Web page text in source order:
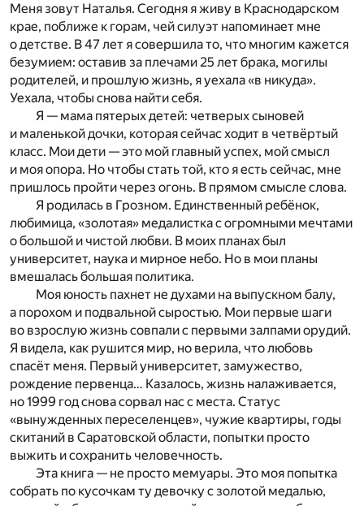
Меня зовут Наталья. Сегодня я живу в Краснодарском
крае, поближе к горам, чей силуэт напоминает мне
о детстве. В 47 лет я совершила то, что многим кажется
безумием: оставив за плечами 25 лет брака, могилы
родителей, и прошлую жизнь, я уехала «в никуда».
Уехала, чтобы снова найти себя.
Я — мама пятерых детей: четверых сыновей
и маленькой дочки, которая сейчас ходит в четвёртый
класс. Мои дети — это мой главный успех, мой смысл
и моя опора. Но чтобы стать той, кто я есть сейчас, мне
пришлось пройти через огонь. В прямом смысле слова.
Я родилась в Грозном. Единственный ребёнок,
любимица, «золотая» медалистка с огромными мечтами
о большой и чистой любви. В моих планах был
университет, наука и мирное небо. Но в мои планы
вмешалась большая политика.
Моя юность пахнет не духами на выпускном балу,
а порохом и подвальной сыростью. Мои первые шаги
во взрослую жизнь совпали с первыми залпами орудий.
Я видела, как рушится мир, но верила, что любовь
спасёт меня. Первый университет, замужество,
рождение первенца… Казалось, жизнь налаживается,
но 1999 год снова сорвал нас с места. Статус
«вынужденных переселенцев», чужие квартиры, годы
скитаний в Саратовской области, попытки просто
выжить и сохранить человечность.
Эта книга — не просто мемуары. Это моя попытка
собрать по кусочкам ту девочку с золотой медалью,